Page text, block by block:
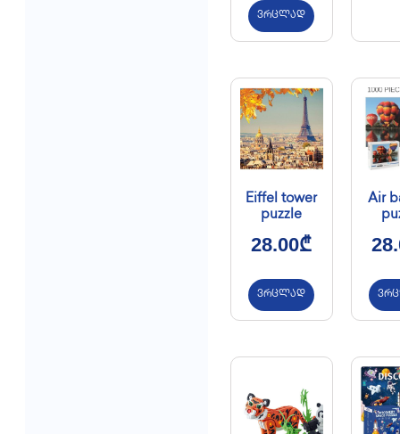
ვრცლად
Eiffel tower
puzzle
28.00₾
ვრცლად
Air